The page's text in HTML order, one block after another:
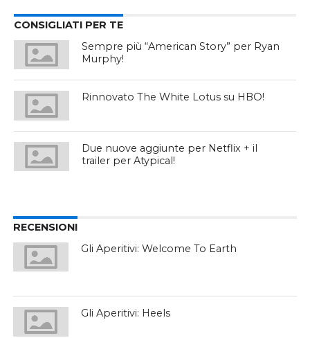
CONSIGLIATI PER TE
Sempre più “American Story” per Ryan
Murphy!
Rinnovato The White Lotus su HBO!
Due nuove aggiunte per Netflix + il
trailer per Atypical!
RECENSIONI
Gli Aperitivi: Welcome To Earth
Gli Aperitivi: Heels